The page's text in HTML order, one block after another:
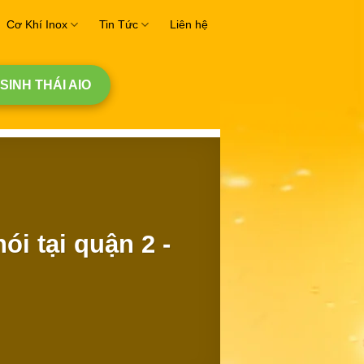
Cơ Khí Inox Tin Tức Liên hệ
THÁI AIO
tại quận 2 -